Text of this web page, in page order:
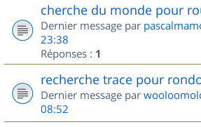
cherche du monde pour
Dernier message par
23:38
Réponses : 1
recherche trace pour
Dernier message par
08:52